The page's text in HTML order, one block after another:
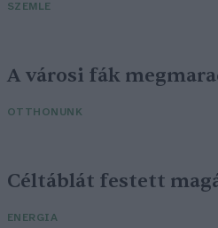
SZEMLE
A városi fák
OTTHONUNK
Céltáblát festett
ENERGIA